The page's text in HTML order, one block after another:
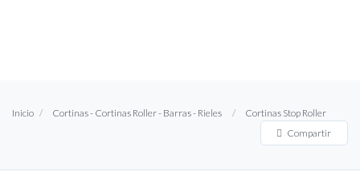
Inicio Cortinas - Cortinas Roller - Barras - Rieles
Cortinas Stop Roller
Compartir